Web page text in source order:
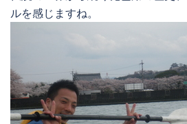
ルを感じますね。